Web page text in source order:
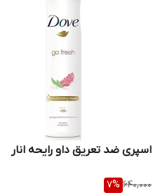
اسپری ضد تعریق داو رایحه انار
640,000
7%